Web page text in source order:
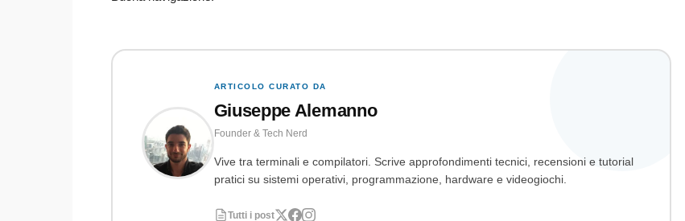
ARTICOLO CURATO DA
Giuseppe Alemanno
Founder & Tech Nerd
Vive tra terminali e compilatori. Scrive approfondimenti tecnici, recensioni e tutorial
pratici su sistemi operativi, programmazione, hardware e videogiochi.
Tutti i post